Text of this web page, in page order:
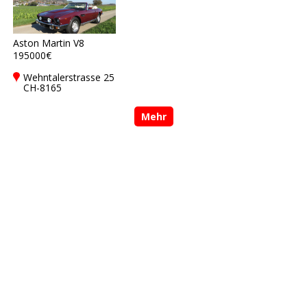
Aston Martin V8
195000€
Wehntalerstrasse 25
CH-8165
Mehr